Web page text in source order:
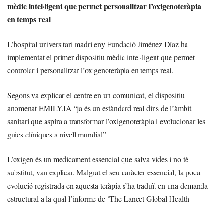
mèdic intel·ligent que permet personalitzar l’oxigenoteràpia
en temps real
L’hospital universitari madrileny Fundació Jiménez Díaz ha
implementat el primer dispositiu mèdic intel·ligent que permet
controlar i personalitzar l’oxigenoteràpia en temps real.
Segons va explicar el centre en un comunicat, el dispositiu
anomenat EMILY.IA “ja és un estàndard real dins de l’àmbit
sanitari que aspira a transformar l’oxigenoteràpia i evolucionar les
guies clíniques a nivell mundial”.
L’oxigen és un medicament essencial que salva vides i no té
substitut, van explicar. Malgrat el seu caràcter essencial, la poca
evolució registrada en aquesta teràpia s’ha traduït en una demanda
estructural a la qual l’informe de ‘The Lancet Global Health